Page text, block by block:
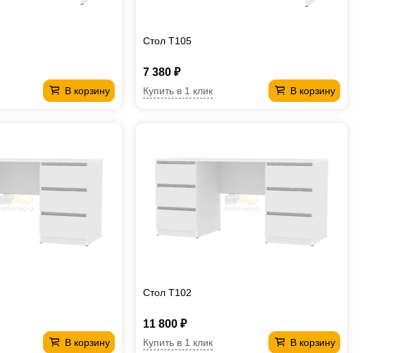
В корзину
Стол T105
7 380 ₽
В корзину
Купить в 1 клик
В корзину
Стол T102
11 800 ₽
В корзину
Купить в 1 клик